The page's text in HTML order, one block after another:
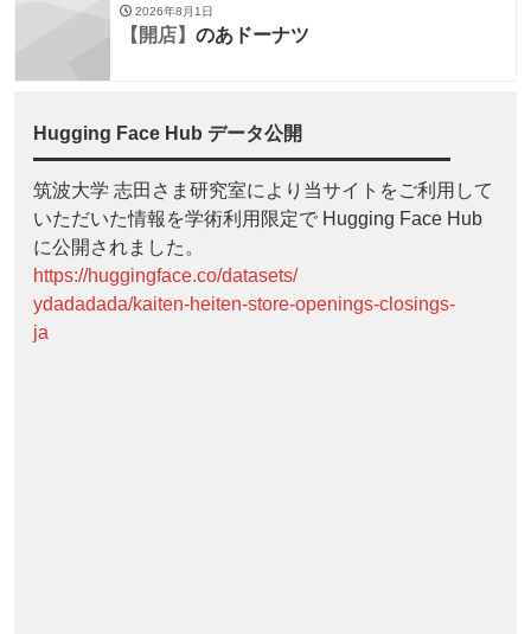
2026年8月1日
【開店】 のあドーナツ
Hugging Face Hub データ公開
筑波大学 志田さま研究室により当サイトをご利用して
いただいた情報を学術利用限定で Hugging Face Hub
に公開されました。
https://huggingface.co/datasets/
ydadadada/kaiten-heiten-store-openings-closings-
ja